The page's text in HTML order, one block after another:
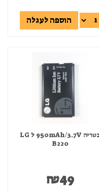
הוספה לעגלה
בטריה 950mAh/3.7V ל LG
B220
₪49